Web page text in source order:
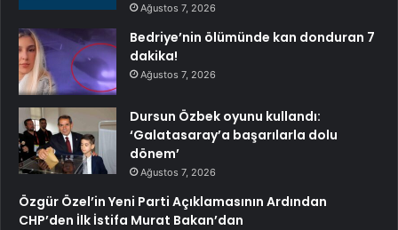
Ağustos 7, 2026
Bedriye’nin ölümünde kan donduran 7
dakika!
Ağustos 7, 2026
Dursun Özbek oyunu kullandı:
‘Galatasaray’a başarılarla dolu
dönem’
Ağustos 7, 2026
Özgür Özel’in Yeni Parti Açıklamasının Ardından
CHP’den İlk İstifa Murat Bakan’dan